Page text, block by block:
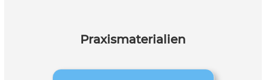
Praxismaterialien